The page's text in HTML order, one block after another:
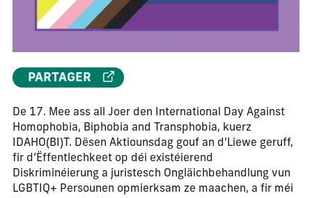
De 17. Mee ass all Joer den International Day Against
Homophobia, Biphobia and Transphobia, kuerz
IDAHO(BI)T. Dësen Aktiounsdag gouf an d’Liewe geruff,
fir d’Ëffentlechkeet op déi existéierend
Diskriminéierung a juristesch Ongläichbehandlung vun
LGBTIQ+ Persounen opmierksam ze maachen, a fir méi
PARTAGER